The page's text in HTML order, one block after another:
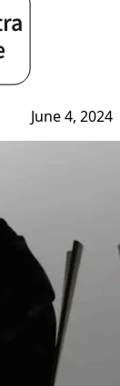
June 4, 2024